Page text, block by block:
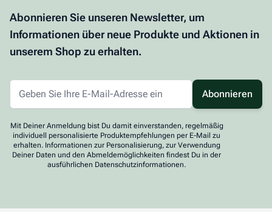
Abonnieren Sie unseren Newsletter, um
Informationen über neue Produkte und Aktionen in
unserem Shop zu erhalten.
Abonnieren
Mit Deiner Anmeldung bist Du damit einverstanden, regelmäßig
individuell personalisierte Produktempfehlungen per E-Mail zu
erhalten. Informationen zur Personalisierung, zur Verwendung
Deiner Daten und den Abmeldemöglichkeiten findest Du in der
ausführlichen Datenschutzinformationen.